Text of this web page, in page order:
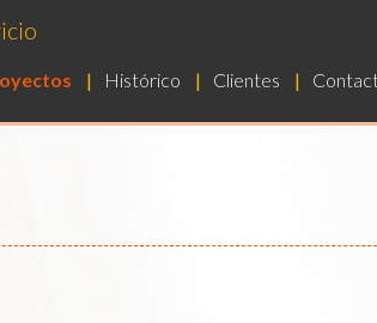
Histórico Clientes